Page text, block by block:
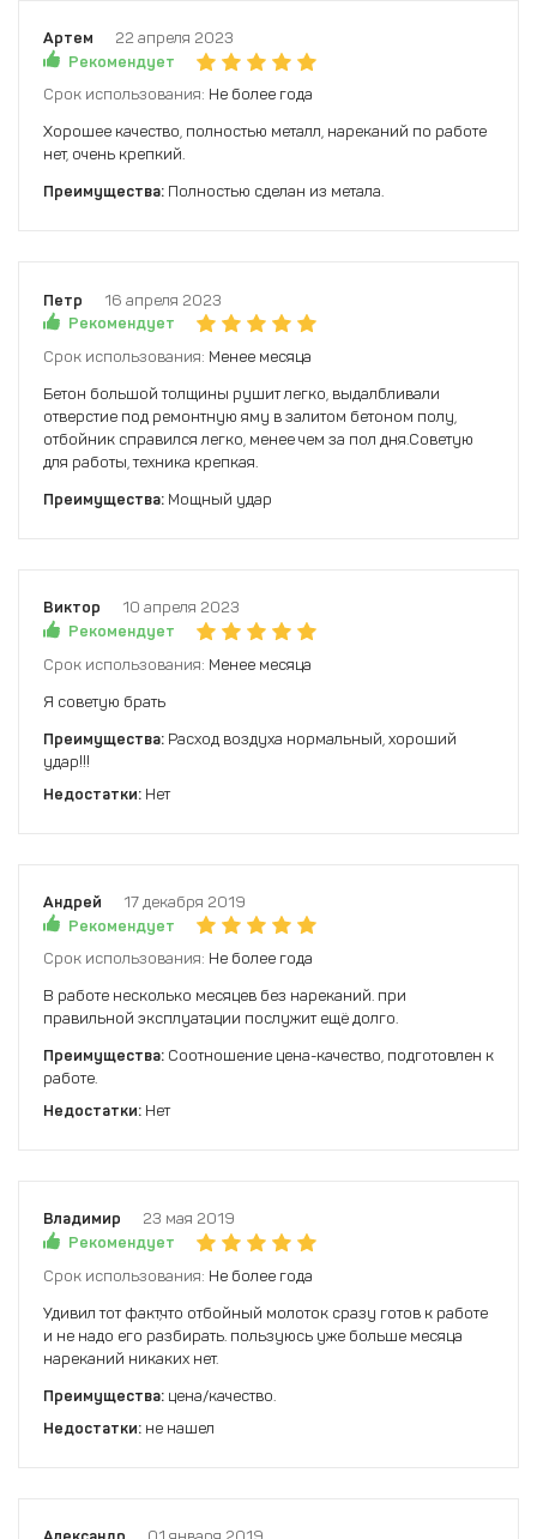
Артем
22 апреля 2023
Рекомендует
Срок использования: Не более года
Хорошее качество, полностью металл, нареканий по работе
нет, очень крепкий.
Преимущества: Полностью сделан из метала.
Петр
16 апреля 2023
Рекомендует
Срок использования: Менее месяца
Бетон большой толщины рушит легко, выдалбливали
отверстие под ремонтную яму в залитом бетоном полу,
отбойник справился легко, менее чем за пол дня.Советую
для работы, техника крепкая.
Преимущества: Мощный удар
Виктор
10 апреля 2023
Рекомендует
Срок использования: Менее месяца
Я советую брать
Преимущества: Расход воздуха нормальный, хороший
удар!!!
Недостатки: Нет
Андрей
17 декабря 2019
Рекомендует
Срок использования: Не более года
В работе несколько месяцев без нареканий. при
правильной эксплуатации послужит ещё долго.
Преимущества: Соотношение цена-качество, подготовлен к
работе.
Недостатки: Нет
Владимир
23 мая 2019
Рекомендует
Срок использования: Не более года
Удивил тот факт,что отбойный молоток сразу готов к работе
и не надо его разбирать. пользуюсь уже больше месяца
нареканий никаких нет.
Преимущества: цена/качество.
Недостатки: не нашел